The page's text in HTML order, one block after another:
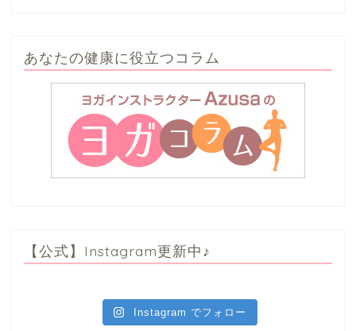
あなたの健康に役立つコラム
【公式】Instagram更新中♪
Instagram でフォロー